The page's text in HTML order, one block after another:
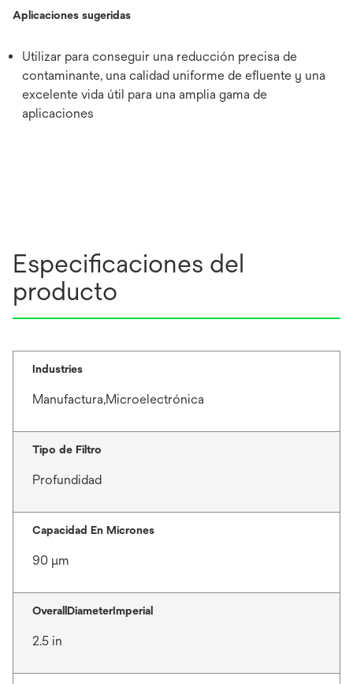
Aplicaciones sugeridas
Utilizar para conseguir una reducción precisa de
contaminante, una calidad uniforme de efluente y una
excelente vida útil para una amplia gama de
aplicaciones
Especificaciones del
producto
Industries
Manufactura,Microelectrónica
Tipo de Filtro
Profundidad
Capacidad En Micrones
90 μm
OverallDiameterImperial
2.5 in